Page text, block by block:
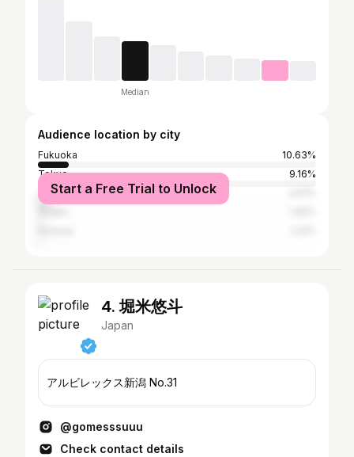
Median
Audience location by city
Fukuoka
10.63%
Tokyo
9.16%
Yokohama
Start a Free Trial to Unlock
4. 堀米悠斗
Japan
アルビレックス新潟 No.31
@gomesssuuu
Check contact details